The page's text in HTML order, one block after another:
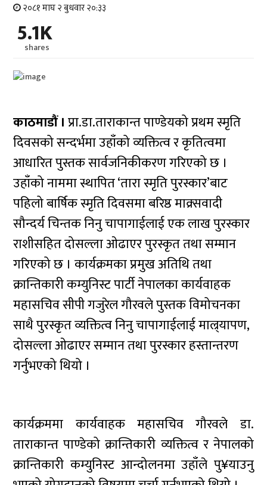
२०८१ माघ २ बुधवार २०:३३
5.1K
shares
काठमाडौं ।प्रा.डा.ताराकान्त पाण्डेयको प्रथम स्मृति
दिवसको सन्दर्भमा उहाँको व्यक्तित्व र कृतित्वमा
आधारित पुस्तक सार्वजनिकीकरण गरिएको छ ।
उहाँको नाममा स्थापित ‘तारा स्मृति पुरस्कार’बाट
पहिलो बार्षिक स्मृति दिवसमा बरिष्ठ माक्र्सवादी
सौन्दर्य चिन्तक निनु चापागाईलाई एक लाख पुरस्कार
राशीसहित दोसल्ला ओढाएर पुरस्कृत तथा सम्मान
गरिएको छ । कार्यक्रमका प्रमुख अतिथि तथा
क्रान्तिकारी कम्युनिस्ट पार्टी नेपालका कार्यवाहक
महासचिव सीपी गजुरेल गौरवले पुस्तक विमोचनका
साथै पुरस्कृत व्यक्तित्व निनु चापागाईलाई माल्र्यापण,
दोसल्ला ओढाएर सम्मान तथा पुरस्कार हस्तान्तरण
गर्नुभएको थियो ।
कार्यक्रममा कार्यवाहक महासचिव गौरवले डा.
ताराकान्त पाण्डेको क्रान्तिकारी व्यक्तित्व र नेपालको
क्रान्तिकारी कम्युनिस्ट आन्दोलनमा उहाँले पु¥याउनु